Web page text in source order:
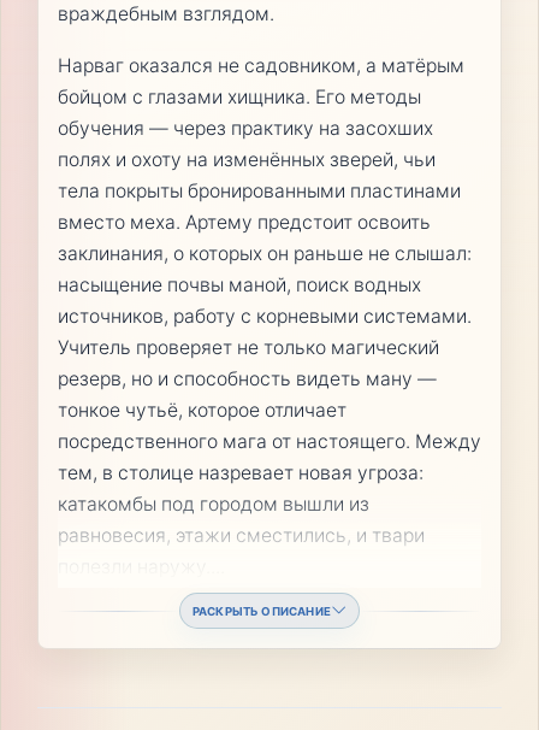
враждебным взглядом.
Нарваг оказался не садовником, а матёрым
бойцом с глазами хищника. Его методы
обучения — через практику на засохших
полях и охоту на изменённых зверей, чьи
тела покрыты бронированными пластинами
вместо меха. Артему предстоит освоить
заклинания, о которых он раньше не слышал:
насыщение почвы маной, поиск водных
источников, работу с корневыми системами.
Учитель проверяет не только магический
резерв, но и способность видеть ману —
тонкое чутьё, которое отличает
посредственного мага от настоящего. Между
тем, в столице назревает новая угроза:
катакомбы под городом вышли из
равновесия, этажи сместились, и твари
РАСКРЫТЬ ОПИСАНИЕ